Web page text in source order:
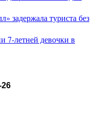
задержала туриста без
7-летней девочки в
26